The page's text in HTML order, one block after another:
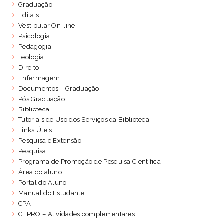
Graduação
Editais
Vestibular On-line
Psicologia
Pedagogia
Teologia
Direito
Enfermagem
Documentos – Graduação
Pós Graduação
Biblioteca
Tutoriais de Uso dos Serviços da Biblioteca
Links Úteis
Pesquisa e Extensão
Pesquisa
Programa de Promoção de Pesquisa Científica
Área do aluno
Portal do Aluno
Manual do Estudante
CPA
CEPRO – Atividades complementares